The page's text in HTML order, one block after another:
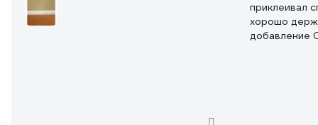
приклеивал
хорошо
добавление